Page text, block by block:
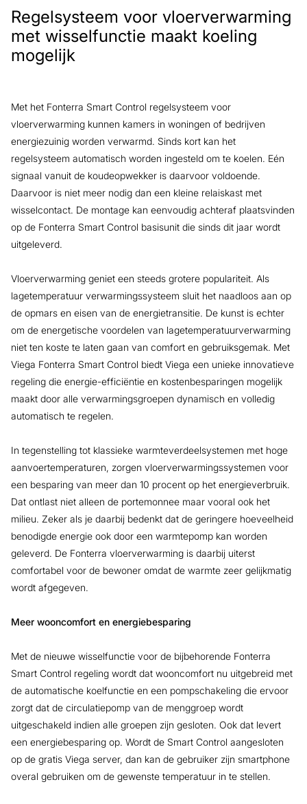
Regelsysteem voor vloerverwarming
met wisselfunctie maakt koeling
mogelijk
Met het Fonterra Smart Control regelsysteem voor
vloerverwarming kunnen kamers in woningen of bedrijven
energiezuinig worden verwarmd. Sinds kort kan het
regelsysteem automatisch worden ingesteld om te koelen. Eén
signaal vanuit de koudeopwekker is daarvoor voldoende.
Daarvoor is niet meer nodig dan een kleine relaiskast met
wisselcontact. De montage kan eenvoudig achteraf plaatsvinden
op de Fonterra Smart Control basisunit die sinds dit jaar wordt
uitgeleverd.
Vloerverwarming geniet een steeds grotere populariteit. Als
lagetemperatuur verwarmingssysteem sluit het naadloos aan op
de opmars en eisen van de energietransitie. De kunst is echter
om de energetische voordelen van lagetemperatuurverwarming
niet ten koste te laten gaan van comfort en gebruiksgemak. Met
Viega Fonterra Smart Control biedt Viega een unieke innovatieve
regeling die energie-efficiëntie en kostenbesparingen mogelijk
maakt door alle verwarmingsgroepen dynamisch en volledig
automatisch te regelen.
In tegenstelling tot klassieke warmteverdeelsystemen met hoge
aanvoertemperaturen, zorgen vloerverwarmingssystemen voor
een besparing van meer dan 10 procent op het energieverbruik.
Dat ontlast niet alleen de portemonnee maar vooral ook het
milieu. Zeker als je daarbij bedenkt dat de geringere hoeveelheid
benodigde energie ook door een warmtepomp kan worden
geleverd. De Fonterra vloerverwarming is daarbij uiterst
comfortabel voor de bewoner omdat de warmte zeer gelijkmatig
wordt afgegeven.
Meer wooncomfort en energiebesparing
Met de nieuwe wisselfunctie voor de bijbehorende Fonterra
Smart Control regeling wordt dat wooncomfort nu uitgebreid met
de automatische koelfunctie en een pompschakeling die ervoor
zorgt dat de circulatiepomp van de menggroep wordt
uitgeschakeld indien alle groepen zijn gesloten. Ook dat levert
een energiebesparing op. Wordt de Smart Control aangesloten
op de gratis Viega server, dan kan de gebruiker zijn smartphone
overal gebruiken om de gewenste temperatuur in te stellen.